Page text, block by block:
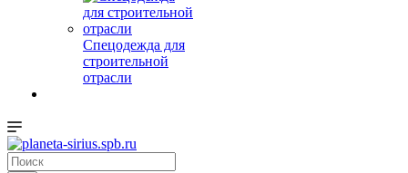
Спецодежда для
строительной
отрасли